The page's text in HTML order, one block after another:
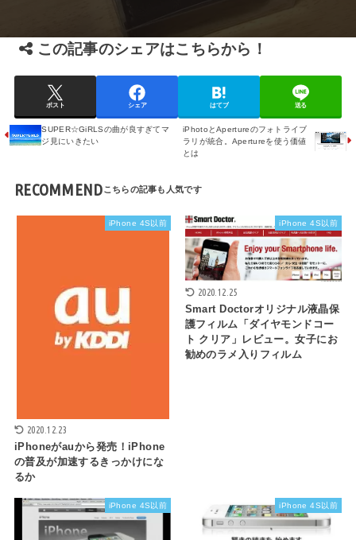
この記事のシェアはこちらから！
ポスト シェア はてブ 送る
SUPER☆GiRLSの曲が良すぎてマ
ジ見にいきたい
iPhotoとApertureのフォトライブ
ラリが統合。Apertureを使う価値
とは
RECOMMEND
iPhone 4S以前
2020.12.23
iPhoneがauから発売！iPhone
の普及が加速するきっかけにな
るか
iPhone 4S以前
2020.12.25
Smart Doctorオリジナル液晶保
護フィルム「ダイヤモンドコー
ト クリア」レビュー。女子にお
勧めのラメ入りフィルム
iPhone 4S以前 iPhone 4S以前